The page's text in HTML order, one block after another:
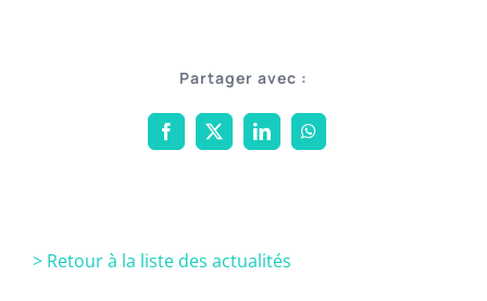
Partager avec :
> Retour à la liste des actualités